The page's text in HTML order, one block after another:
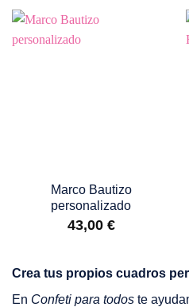
Marco Bautizo
personalizado
43,00 €
Crea tus propios cuadros
En Confeti para todos te